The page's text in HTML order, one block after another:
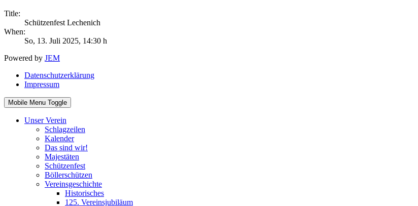
Title:
Schützenfest Lechenich
When:
So, 13. Juli 2025, 14:30 h
Powered by JEM
Datenschutzerklärung
Impressum
Mobile Menu Toggle
Unser Verein
Schlagzeilen
Kalender
Das sind wir!
Majestäten
Schützenfest
Böllerschützen
Vereinsgeschichte
Historisches
125. Vereinsjubiläum